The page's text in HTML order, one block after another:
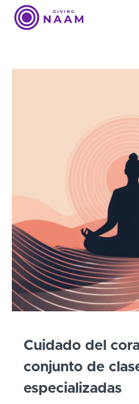
Cuidado del
conjunto de
especializadas